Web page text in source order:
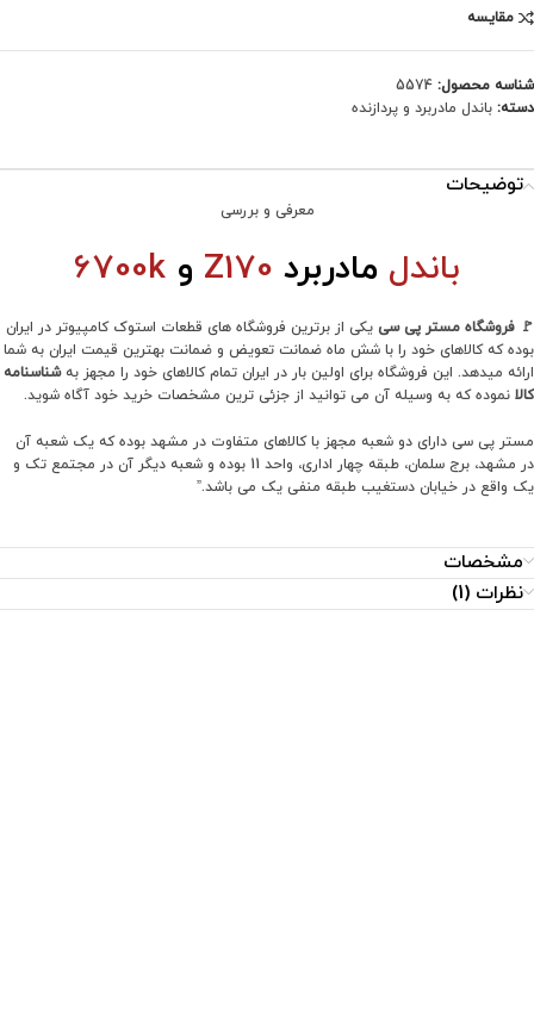
مقایسه
شناسه محصول: 5574
دسته: باندل مادربرد و پردازنده
توضیحات
معرفی و بررسی
باندل مادربرد Z170 و 6700k
🚩 فروشگاه مستر پی سی یکی از برترین فروشگاه های قطعات استوک کامپیوتر در ایران
بوده که کالاهای خود را با شش ماه ضمانت تعویض و ضمانت بهترین قیمت ایران به شما
ارائه میدهد. این فروشگاه برای اولین بار در ایران تمام کالاهای خود را مجهز بهشناسنامه
کالا نموده که به وسیله آن می توانید از جزئی ترین مشخصات خرید خود آگاه شوید.
مستر پی سی دارای دو شعبه مجهز با کالاهای متفاوت در مشهد بوده که یک شعبه آن
در مشهد، برج سلمان، طبقه چهار اداری، واحد 11 بوده و شعبه دیگر آن در مجتمع تک و
یک واقع در خیابان دستغیب طبقه منفی یک می باشد.”
مشخصات
نظرات (1)